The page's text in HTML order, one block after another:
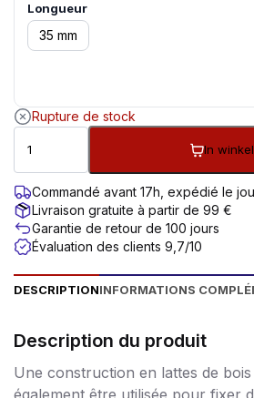
Longueur
35 mm
Rupture de stock
In
Commandé avant 17h, expédié le
Livraison gratuite à partir de 99 €
Garantie de retour de 100 jours
Évaluation des clients 9,7/10
DESCRIPTIONINFORMATIONS
Description du produit
Une construction en lattes de
également être utilisée pour fixer